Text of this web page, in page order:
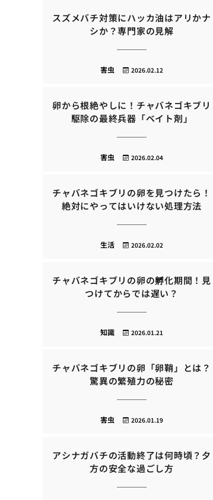
スズメバチ対策にハッカ油はアリかナ
シか？専門家の見解
2026.02.12
害虫
卵から根絶やしに！チャバネゴキブリ
駆除の最終兵器「ベイト剤」
2026.02.04
害虫
チャバネゴキブリの卵を見つけたら！
絶対にやってはいけない処理方法
2026.02.02
生活
チャバネゴキブリの卵の孵化期間！見
つけてからでは遅い？
2026.01.21
知識
チャバネゴキブリの卵「卵鞘」とは？
驚異の繁殖力の秘密
2026.01.19
害虫
アシナガバチの活動終了は何時頃？夕
方の安全な過ごし方